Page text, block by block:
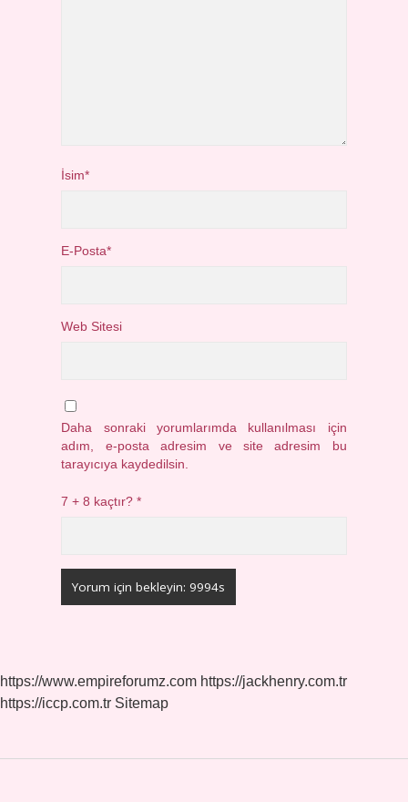
İsim*
E-Posta*
Web Sitesi
Daha sonraki yorumlarımda kullanılması için
adım, e-posta adresim ve site adresim bu
tarayıcıya kaydedilsin.
7 + 8 kaçtır?*
https://www.empireforumz.com https://jackhenry.com.tr
https://iccp.com.tr Sitemap